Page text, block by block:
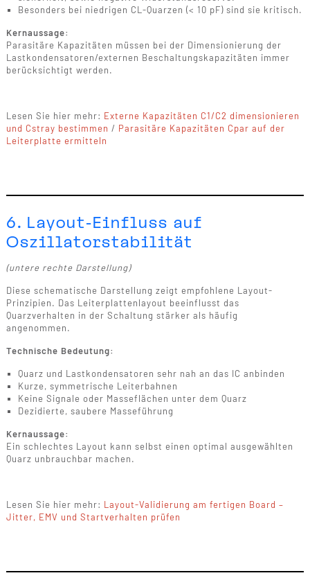
Besonders bei niedrigen CL-Quarzen (< 10 pF) sind sie kritisch.
Kernaussage:
Parasitäre Kapazitäten müssen bei der Dimensionierung der
Lastkondensatoren/externen Beschaltungskapazitäten immer
berücksichtigt werden.
Lesen Sie hier mehr: Externe Kapazitäten C1/C2 dimensionieren
und Cstray bestimmen / Parasitäre Kapazitäten Cpar auf der
Leiterplatte ermitteln
6. Layout-Einfluss auf
Oszillatorstabilität
(untere rechte Darstellung)
Diese schematische Darstellung zeigt empfohlene Layout-
Prinzipien. Das Leiterplattenlayout beeinflusst das
Quarzverhalten in der Schaltung stärker als häufig
angenommen.
Technische Bedeutung:
Quarz und Lastkondensatoren sehr nah an das IC anbinden
Kurze, symmetrische Leiterbahnen
Keine Signale oder Masseflächen unter dem Quarz
Dezidierte, saubere Masseführung
Kernaussage:
Ein schlechtes Layout kann selbst einen optimal ausgewählten
Quarz unbrauchbar machen.
Lesen Sie hier mehr: Layout-Validierung am fertigen Board –
Jitter, EMV und Startverhalten prüfen